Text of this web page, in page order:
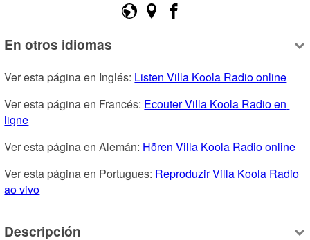
En otros idiomas
Ver esta página en Inglés: Listen Villa Koola Radio online
Ver esta página en Francés: Ecouter Villa Koola Radio en
ligne
Ver esta página en Alemán: Hören Villa Koola Radio online
Ver esta página en Portugues: Reproduzir Villa Koola Radio
ao vivo
Descripción